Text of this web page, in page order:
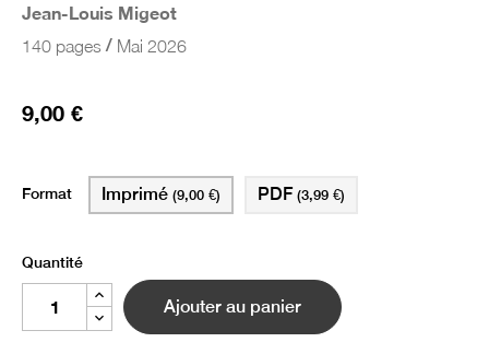
Jean-Louis Migeot
140 pages / Mai 2026
9,00 €
Format Imprimé (9,00 €) PDF (3,99 €)
Quantité
Ajouter au panier